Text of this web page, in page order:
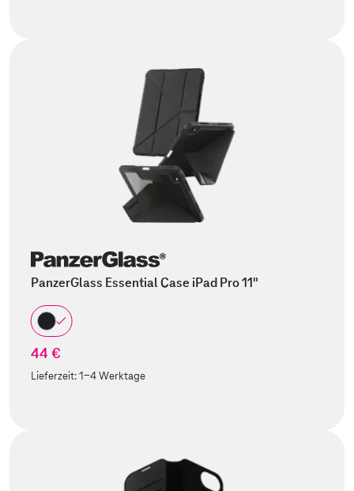
PanzerGlass Essential Case iPad Pro 11"
44 €
Lieferzeit:1-4 Werktage